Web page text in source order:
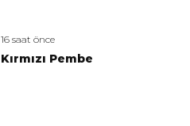
16 saat önce
Kırmızı Pembe